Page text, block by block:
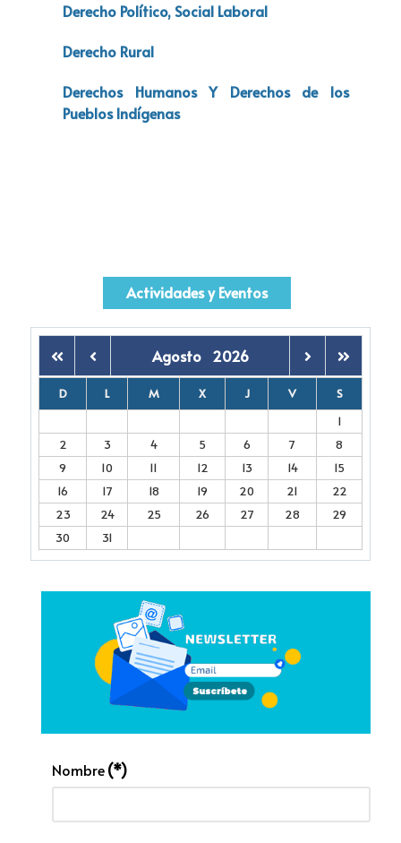
Derecho Político, Social Laboral
Derecho Rural
Derechos Humanos Y Derechos de los
Pueblos Indígenas
Actividades y Eventos
Agosto 2026
D L M X J V
S
1
2
3 4 5 6 7
8
9
10 11 12 13 14
15
16
17 18 19 20 21
22
23
24 25 26 27 28
29
30
31
Nombre(*)